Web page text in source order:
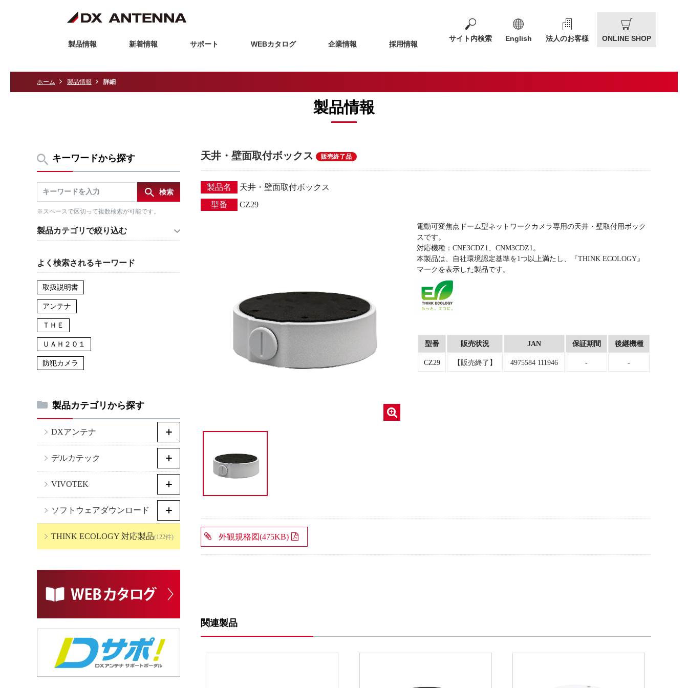
製品情報 新着情報 サポート WEBカタログ 企業情報 採用情報
サイト内検索 English 法人のお客様 ONLINE SHOP
ホーム 製品情報 詳細
製品情報
キーワードから探す
※スペースで区切って複数検索が可能です。
製品カテゴリで絞り込む
よく検索されるキーワード
取扱説明書
アンテナ
ＴＨＥ
ＵＡＨ２０１
防犯カメラ
製品カテゴリから探す
DXアンテナ
デルカテック
VIVOTEK
ソフトウェアダウンロード
THINK ECOLOGY 対応製品(122件)
天井・壁面取付ボックス 販売終了品
製品名
天井・壁面取付ボックス
型番
CZ29
電動可変焦点ドーム型ネットワークカメラ専用の天井・壁取付用ボック
スです。
対応機種：CNE3CDZ1、CNM3CDZ1。
本製品は、自社環境認定基準を1つ以上満たし、『THINK ECOLOGY』
マークを表示した製品です。
型番 販売状況 JAN 保証期間 後継機種
CZ29 【販売終了】 4975584 111946 - -
外観規格図(475KB)
関連製品